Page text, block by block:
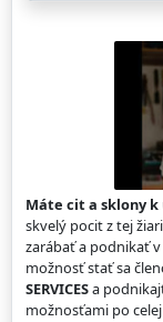
Máte cit a sklony
skvelý pocit z tej
zarábať a podnikať
možnosť stať sa
SERVICESa
možnosťami po